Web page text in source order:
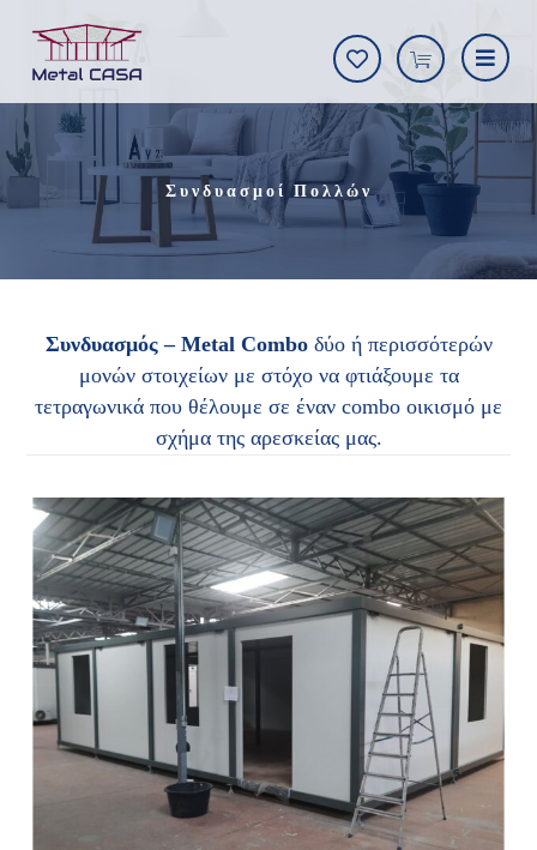
Συνδυασμοί Πολλών
Συνδυασμός – Metal Combo δύο ή περισσότερών
μονών στοιχείων με στόχο να φτιάξουμε τα
τετραγωνικά που θέλουμε σε έναν combo οικισμό με
σχήμα της αρεσκείας μας.